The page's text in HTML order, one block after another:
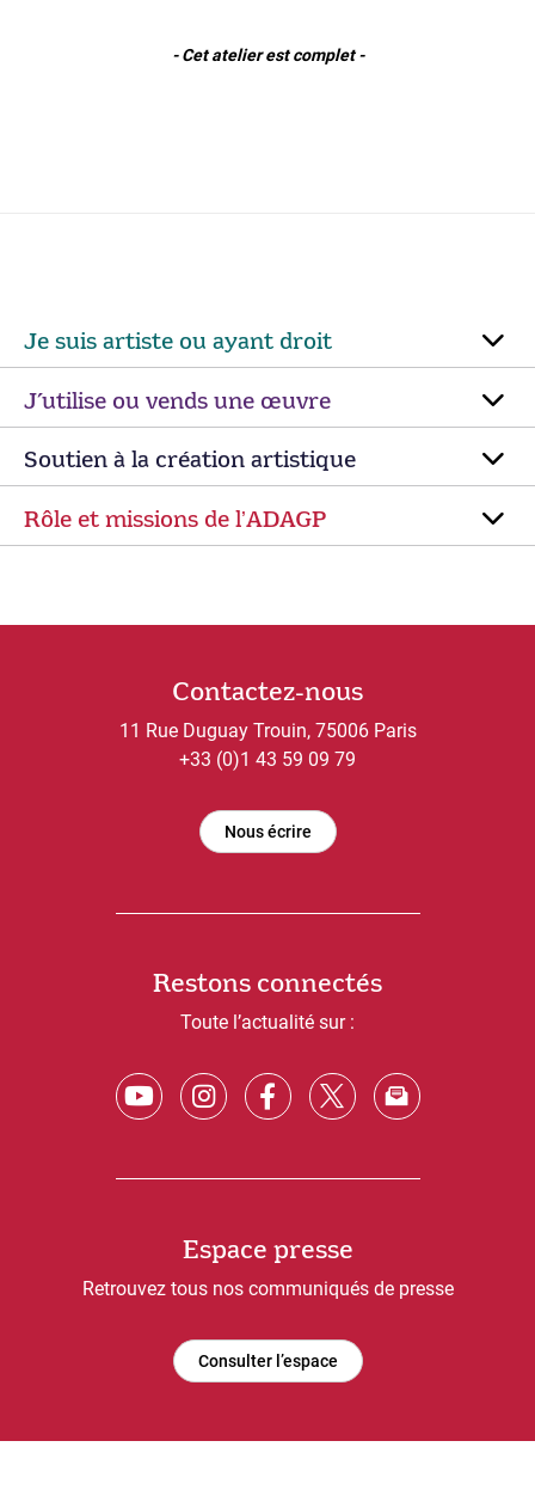
- Cet atelier est complet -
Je suis artiste ou ayant droit
J’utilise ou vends une œuvre
Soutien à la création artistique
Rôle et missions de lʼADAGP
Contactez-nous
11 Rue Duguay Trouin, 75006 Paris
+33 (0)1 43 59 09 79
Nous écrire
Restons connectés
Toute l’actualité sur :
Espace presse
Retrouvez tous nos communiqués de presse
Consulter l’espace